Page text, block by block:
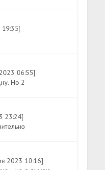
06:55]
Но 2
23:24]
2023 10:16]